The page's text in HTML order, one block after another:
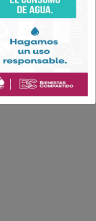
escuelas municipales.
nada. Por ello la
de tales
incluso algunos
mayor importancia,
Al menos no los
decirse, que los